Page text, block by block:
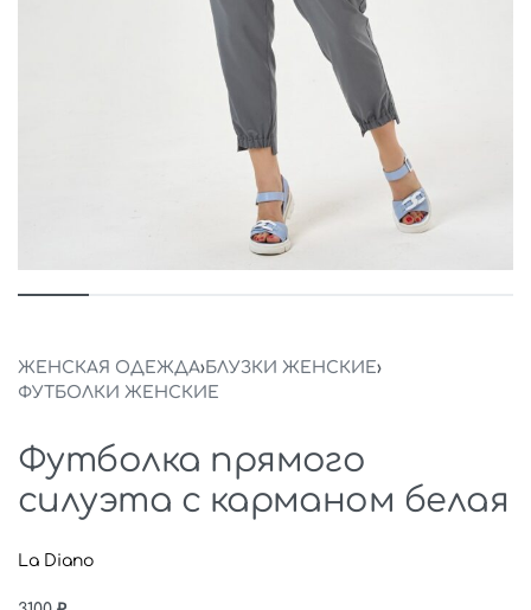
ЖЕНСКАЯ ОДЕЖДА›БЛУЗКИ ЖЕНСКИЕ›
ФУТБОЛКИ ЖЕНСКИЕ
Футболка прямого
силуэта с карманом белая
La Diano